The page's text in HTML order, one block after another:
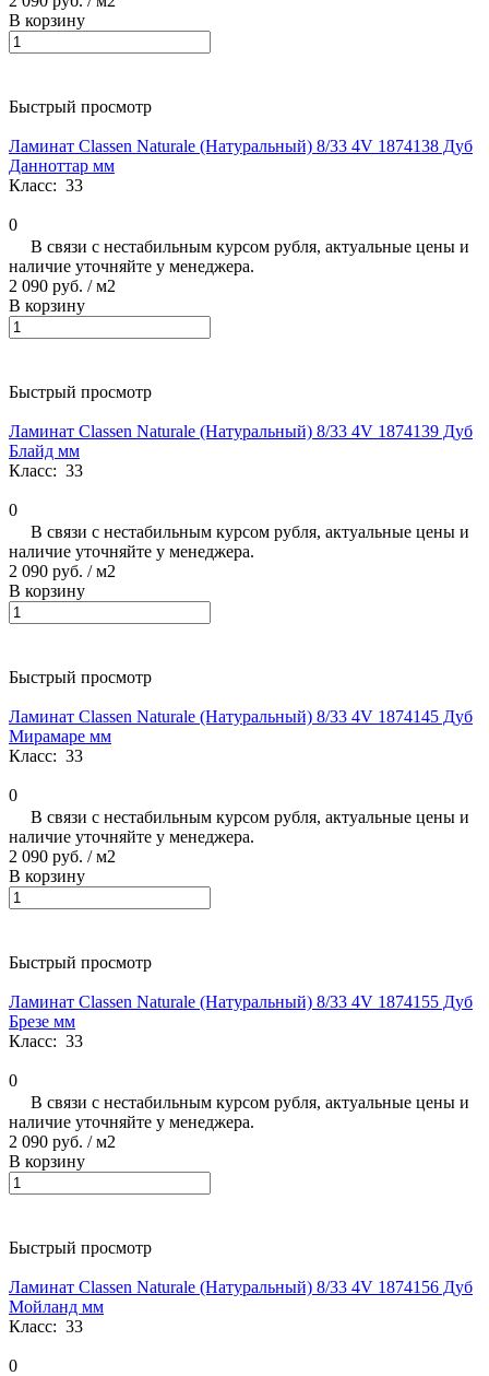
В корзину
Быстрый просмотр
Ламинат Classen Naturale (Натуральный) 8/33 4V 1874138 Дуб
Данноттар мм
Класс: 33
0
В связи с нестабильным курсом рубля, актуальные цены и
наличие уточняйте у менеджера.
2 090 руб. / м2
В корзину
Быстрый просмотр
Ламинат Classen Naturale (Натуральный) 8/33 4V 1874139 Дуб
Блайд мм
Класс: 33
0
В связи с нестабильным курсом рубля, актуальные цены и
наличие уточняйте у менеджера.
2 090 руб. / м2
В корзину
Быстрый просмотр
Ламинат Classen Naturale (Натуральный) 8/33 4V 1874145 Дуб
Мирамаре мм
Класс: 33
0
В связи с нестабильным курсом рубля, актуальные цены и
наличие уточняйте у менеджера.
2 090 руб. / м2
В корзину
Быстрый просмотр
Ламинат Classen Naturale (Натуральный) 8/33 4V 1874155 Дуб
Брезе мм
Класс: 33
0
В связи с нестабильным курсом рубля, актуальные цены и
наличие уточняйте у менеджера.
2 090 руб. / м2
В корзину
Быстрый просмотр
Ламинат Classen Naturale (Натуральный) 8/33 4V 1874156 Дуб
Мойланд мм
Класс: 33
0